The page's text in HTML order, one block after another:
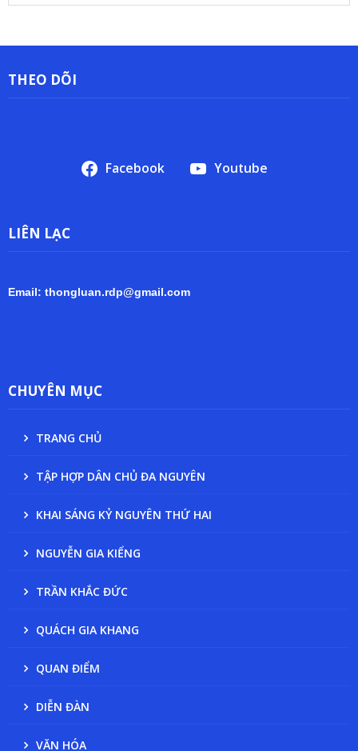
THEO DÕI
Facebook Youtube
LIÊN LẠC
Email: thongluan.rdp@gmail.com
CHUYÊN MỤC
TRANG CHỦ
TẬP HỢP DÂN CHỦ ĐA NGUYÊN
KHAI SÁNG KỶ NGUYÊN THỨ HAI
NGUYỄN GIA KIỂNG
TRẦN KHẮC ĐỨC
QUÁCH GIA KHANG
QUAN ĐIỂM
DIỄN ĐÀN
VĂN HÓA